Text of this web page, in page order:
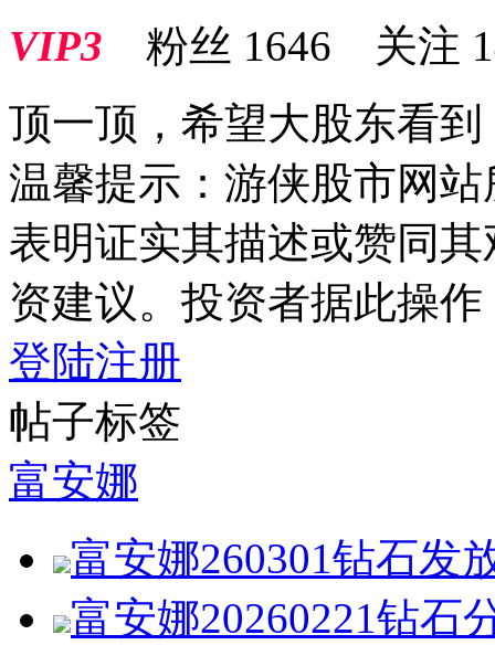
VIP3 粉丝 1646 关注
顶一顶，希望大股东看到
温馨提示：游侠股市网
表明证实其描述或赞同
资建议。投资者据此操
登陆注册
帖子标签
富安娜
富安娜260301钻石发
富安娜20260221钻石